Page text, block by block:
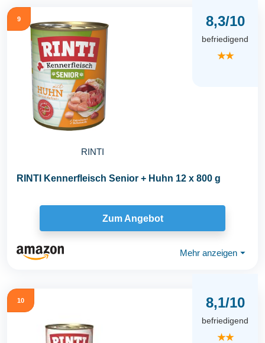
9
RINTI
8,3/10
befriedigend
★★
RINTI Kennerfleisch Senior + Huhn 12 x 800 g
Zum Angebot
Mehr anzeigen ⏷
10 8,1/10
befriedigend
★★